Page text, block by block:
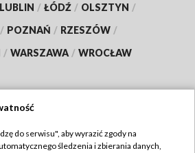
LUBLIN / ŁÓDŹ / OLSZTYN /
/ POZNAŃ / RZESZÓW /
/ WARSZAWA / WROCŁAW
TVP
do serwisu", aby wyrazić zgody na
śledzenia i zbierania danych,